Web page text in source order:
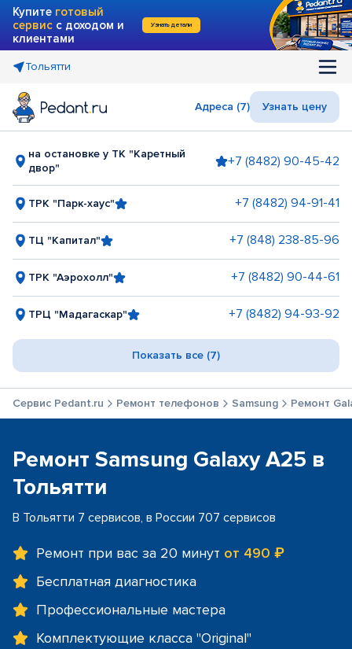
Купите готовый
сервис с доходом и
клиентами
Узнать детали
Тольятти
Адреса (7) Узнать цену
на остановке у ТК "Каретный
двор"
+7 (8482) 90-45-42
ТРК "Парк-хаус" +7 (8482) 94-91-41
ТЦ "Капитал" +7 (848) 238-85-96
ТРК "Аэрохолл" +7 (8482) 90-44-61
ТРЦ "Мадагаскар" +7 (8482) 94-93-92
Показать все (7)
Сервис Pedant.ru Ремонт телефонов Samsung Ремонт
Ремонт Samsung Galaxy A25 в
Тольятти
В Тольятти 7 сервисов, в России 707 сервисов
Ремонт при вас за 20 минут от 490 ₽
Бесплатная диагностика
Профессиональные мастера
Комплектующие класса "Original"